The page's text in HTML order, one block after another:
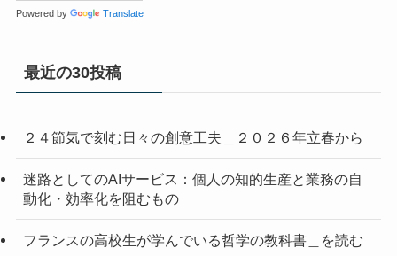
Powered by Translate
最近の30投稿
２４節気で刻む日々の創意工夫＿２０２６年立春から
迷路としてのAIサービス：個人の知的生産と業務の自
動化・効率化を阻むもの
フランスの高校生が学んでいる哲学の教科書＿を読む